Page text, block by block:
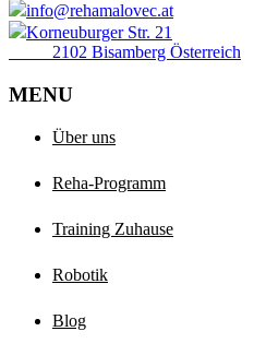
info@rehamalovec.at
Korneuburger Str. 21
2102 Bisamberg Österreich
MENU
Über uns
Reha-Programm
Training Zuhause
Robotik
Blog